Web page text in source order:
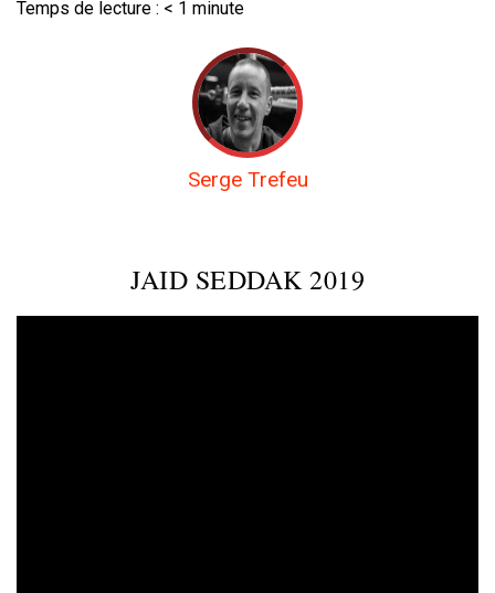
Temps de lecture : < 1 minute
Serge Trefeu
JAID SEDDAK 2019